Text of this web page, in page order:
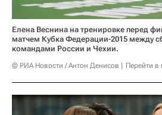
Елена Веснина на тренировке перед
матчем Кубка Федерации-2015 между
командами России и Чехии.
© РИА Новости / Антон Денисов Перейти в